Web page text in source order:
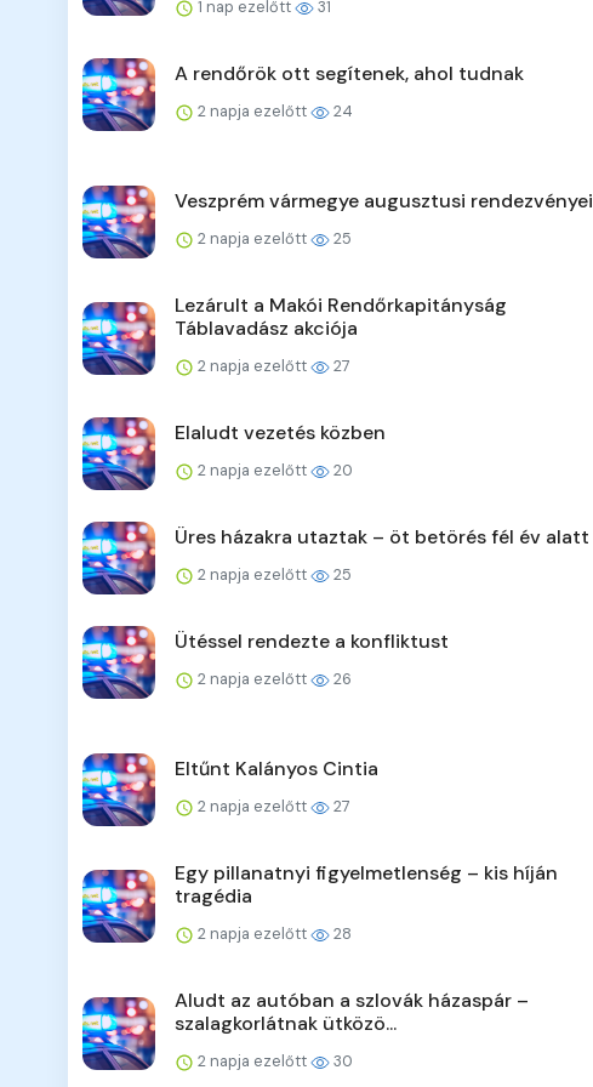
1 nap ezelőtt 31
A rendőrök ott segítenek, ahol tudnak
2 napja ezelőtt 24
Veszprém vármegye augusztusi rendezvényei
2 napja ezelőtt 25
Lezárult a Makói Rendőrkapitányság
Táblavadász akciója
2 napja ezelőtt 27
Elaludt vezetés közben
2 napja ezelőtt 20
Üres házakra utaztak – öt betörés fél év alatt
2 napja ezelőtt 25
Ütéssel rendezte a konfliktust
2 napja ezelőtt 26
Eltűnt Kalányos Cintia
2 napja ezelőtt 27
Egy pillanatnyi figyelmetlenség – kis híján
tragédia
2 napja ezelőtt 28
Aludt az autóban a szlovák házaspár –
szalagkorlátnak ütközö...
2 napja ezelőtt 30